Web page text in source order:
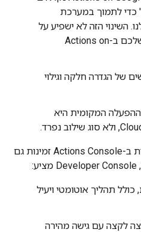
כדי לתמוך במערכת
השינוי הזה לא ישפיע על
שלכם ב-Actions on
של הגדרה חלקה וגילוי
המקומית היא
, ולא סוג שילוב נפרד.
ב-Actions Console זמינות גם
Developer Console מציע:
תהליך אוטומטי ויעיל
לקצה עם גישה מהירה